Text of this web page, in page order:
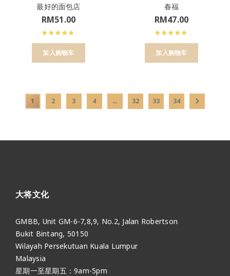
最好的面包店
RM51.00
加入购物车
春福
RM47.00
加入购物车
1 2 3 4 … 32 33 34
大将文化
GMBB, Unit GM-6-7,8,9, No.2, Jalan Robertson
Bukit Bintang, 50150
Wilayah Persekutuan Kuala Lumpur
Malaysia
星期一至星期五：9am-5pm